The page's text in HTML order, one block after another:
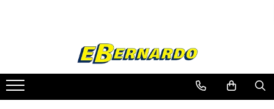
Prelucrare metal
Fierastraie pentru metal
Ferastraie mobile pentru metal